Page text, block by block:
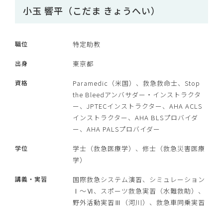
小玉 響平（こだま きょうへい）
職位 特定助教
出身 東京都
資格
Paramedic（米国）、救急救命士、Stop
the Bleedアンバサダー・インストラクタ
ー、JPTECインストラクター、AHA ACLS
インストラクター、AHA BLSプロバイダ
ー、AHA PALSプロバイダー
学位
学士（救急医療学）、修士（救急災害医療
学）
講義・実習
国際救急システム演習、シミュレーション
Ⅰ〜Ⅵ、スポーツ救急実習（水難救助）、
野外活動実習Ⅲ（河川）、救急車同乗実習